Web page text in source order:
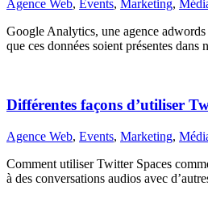
Agence Web, Events, Marketing,
Google Analytics, une agence
que ces données soient présentes
Différentes façons d’utiliser
Agence Web, Events, Marketing,
Comment utiliser Twitter Spaces
à des conversations audios avec